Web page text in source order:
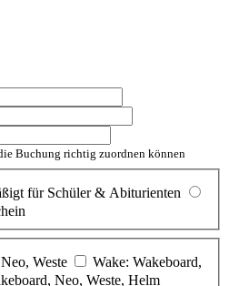
Buchung richtig zuordnen können
für Schüler & Abiturienten
Weste
Wake: Wakeboard,
Neo, Weste, Helm